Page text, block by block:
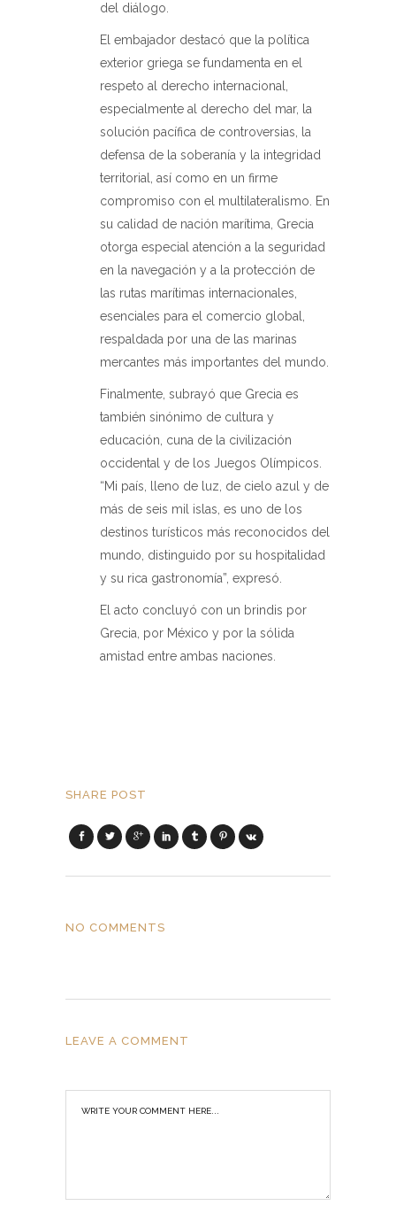
del diálogo.
El embajador destacó que la política
exterior griega se fundamenta en el
respeto al derecho internacional,
especialmente al derecho del mar, la
solución pacífica de controversias, la
defensa de la soberanía y la integridad
territorial, así como en un firme
compromiso con el multilateralismo. En
su calidad de nación marítima, Grecia
otorga especial atención a la seguridad
en la navegación y a la protección de
las rutas marítimas internacionales,
esenciales para el comercio global,
respaldada por una de las marinas
mercantes más importantes del mundo.
Finalmente, subrayó que Grecia es
también sinónimo de cultura y
educación, cuna de la civilización
occidental y de los Juegos Olímpicos.
“Mi país, lleno de luz, de cielo azul y de
más de seis mil islas, es uno de los
destinos turísticos más reconocidos del
mundo, distinguido por su hospitalidad
y su rica gastronomía”, expresó.
El acto concluyó con un brindis por
Grecia, por México y por la sólida
amistad entre ambas naciones.
SHARE POST
NO COMMENTS
LEAVE A COMMENT